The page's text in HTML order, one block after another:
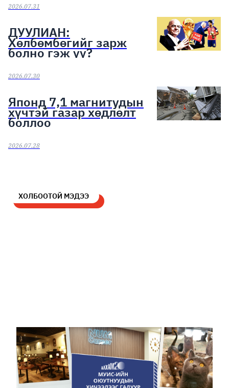
2026.07.31
ДУУЛИАН:
Хөлбөмбөгийг зарж
болно гэж үү?
2026.07.30
Японд 7,1 магнитудын
хүчтэй газар хөдлөлт
боллоо
2026.07.28
ХОЛБООТОЙ МЭДЭЭ